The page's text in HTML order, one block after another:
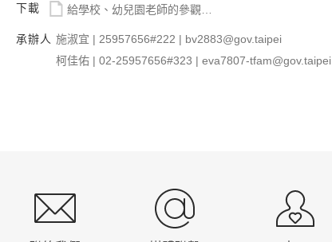
下載
承辦人 施淑宜 | 25957656#222 | bv2883@gov.taipei
柯佳佑 | 02-25957656#323 | eva7807-tfam@gov.taipei